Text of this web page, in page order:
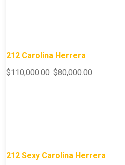
212 Carolina Herrera
$110,000.00 $80,000.00
212 Sexy Carolina Herrera